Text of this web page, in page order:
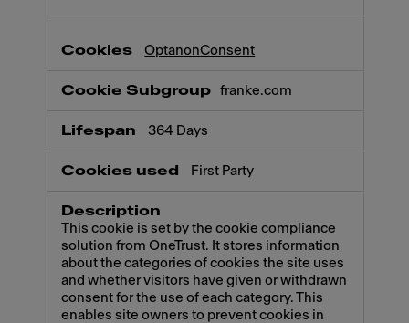
OptanonConsent
franke.com
364 Days
First Party
This cookie is set by the cookie compliance
solution from OneTrust. It stores information
about the categories of cookies the site uses
and whether visitors have given or withdrawn
consent for the use of each category. This
enables site owners to prevent cookies in